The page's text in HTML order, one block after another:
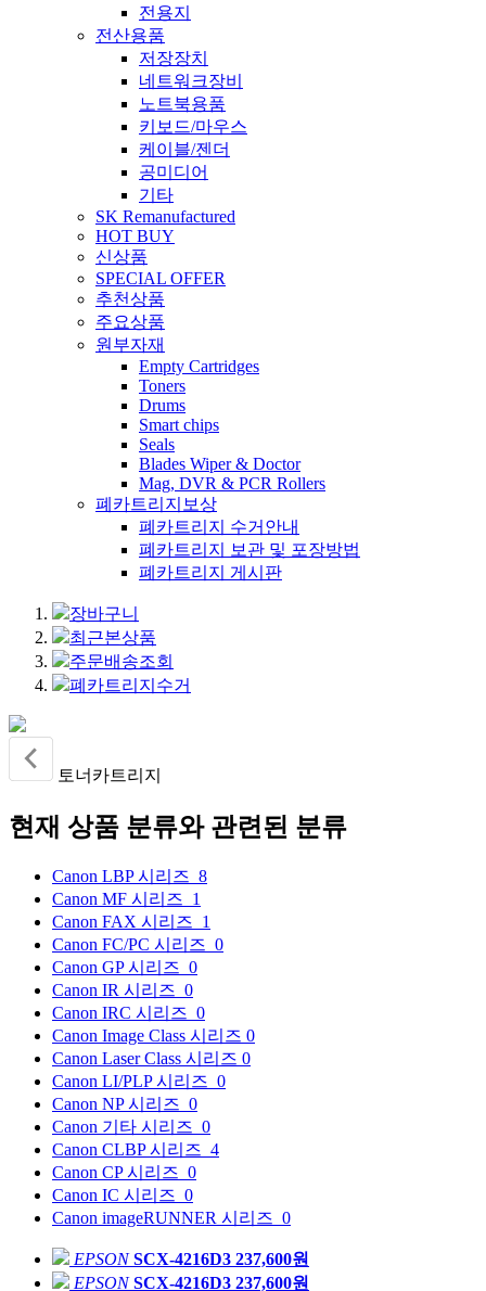
전용지
전산용품
저장장치
네트워크장비
노트북용품
키보드/마우스
케이블/젠더
공미디어
기타
SK Remanufactured
HOT BUY
신상품
SPECIAL OFFER
추천상품
주요상품
원부자재
Empty Cartridges
Toners
Drums
Smart chips
Seals
Blades Wiper & Doctor
Mag, DVR & PCR Rollers
폐카트리지보상
폐카트리지 수거안내
폐카트리지 보관 및 포장방법
폐카트리지 게시판
장바구니
최근본상품
주문배송조회
폐카트리지수거
토너카트리지
현재 상품 분류와 관련된 분류
Canon LBP 시리즈 8
Canon MF 시리즈 1
Canon FAX 시리즈 1
Canon FC/PC 시리즈 0
Canon GP 시리즈 0
Canon IR 시리즈 0
Canon IRC 시리즈 0
Canon Image Class 시리즈 0
Canon Laser Class 시리즈 0
Canon LI/PLP 시리즈 0
Canon NP 시리즈 0
Canon 기타 시리즈 0
Canon CLBP 시리즈 4
Canon CP 시리즈 0
Canon IC 시리즈 0
Canon imageRUNNER 시리즈 0
EPSON SCX-4216D3 237,600원
EPSON SCX-4216D3 237,600원